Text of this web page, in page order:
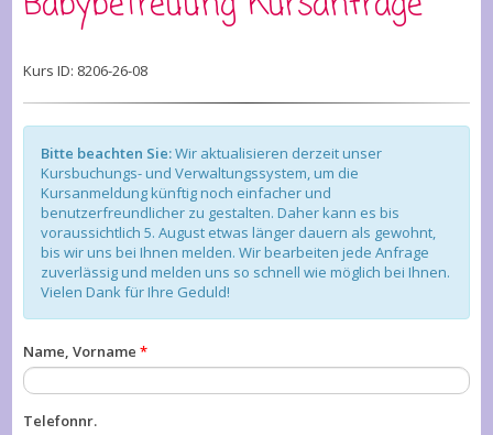
Kurs ID: 8206-26-08
Bitte beachten Sie:Wir aktualisieren derzeit unser
Kursbuchungs- und Verwaltungssystem, um die
Kursanmeldung künftig noch einfacher und
benutzerfreundlicher zu gestalten. Daher kann es bis
voraussichtlich 5. August etwas länger dauern als gewohnt,
bis wir uns bei Ihnen melden. Wir bearbeiten jede Anfrage
zuverlässig und melden uns so schnell wie möglich bei Ihnen.
Vielen Dank für Ihre Geduld!
Name, Vorname *
Telefonnr.